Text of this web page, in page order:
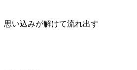
思い込みが解けて流れ出す